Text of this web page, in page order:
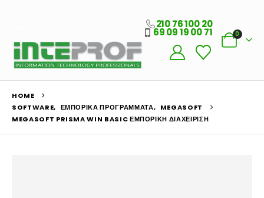
210 76 100 20
69 09 19 00 71 0
HOME
SOFTWARE, ΕΜΠΟΡΙΚΆ ΠΡΟΓΡΆΜΜΑΤΑ, MEGASOFT
MEGASOFT PRISMA WIN BASIC ΕΜΠΟΡΙΚΉ ΔΙΑΧΕΊΡΙΣΗ